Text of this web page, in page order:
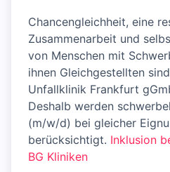
Chancengleichheit, eine
Zusammenarbeit und
von Menschen mit
ihnen Gleichgestellten
Unfallklinik Frankfurt
Deshalb werden
(m/w/d) bei gleicher
berücksichtigt. Inklusion
BG Kliniken